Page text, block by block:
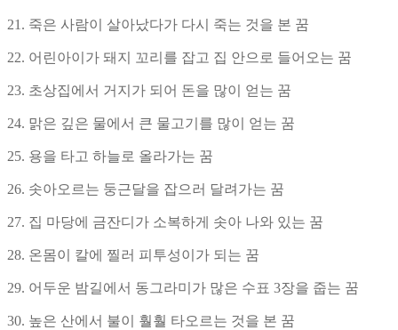
21. 죽은 사람이 살아났다가 다시 죽는 것을 본 꿈
22. 어린아이가 돼지 꼬리를 잡고 집 안으로 들어오는 꿈
23. 초상집에서 거지가 되어 돈을 많이 얻는 꿈
24. 맑은 깊은 물에서 큰 물고기를 많이 얻는 꿈
25. 용을 타고 하늘로 올라가는 꿈
26. 솟아오르는 둥근달을 잡으러 달려가는 꿈
27. 집 마당에 금잔디가 소복하게 솟아 나와 있는 꿈
28. 온몸이 칼에 찔러 피투성이가 되는 꿈
29. 어두운 밤길에서 동그라미가 많은 수표 3장을 줍는 꿈
30. 높은 산에서 불이 훨훨 타오르는 것을 본 꿈